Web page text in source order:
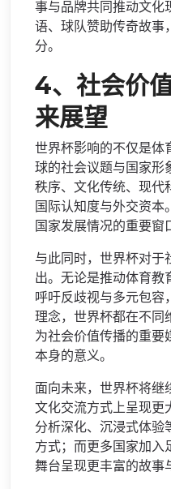
事与品牌共同推动文化
语、球队赞助传奇故事
分。
4、社会价
来展望
世界杯影响的不仅是体
球的社会议题与国家形
秩序、文化传统、现代
国际认知度与外交资
国家发展情况的重要窗
与此同时，世界杯对
出。无论是推动体育教
呼吁反歧视与多元包
理念，世界杯都在不同
为社会价值传播的重
本身的意义。
面向未来，世界杯将继
文化交流方式上呈现更
分析深化、沉浸式体验
方式；而更多国家加
舞台呈现更丰富的故事